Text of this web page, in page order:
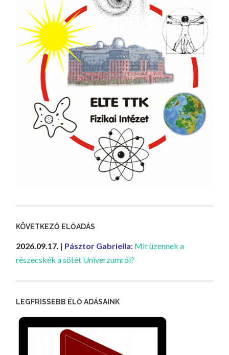
KÖVETKEZŐ ELŐADÁS
2026.09.17. | Pásztor Gabriella: Mit üzennek a
részecskék a sötét Univerzumról?
LEGFRISSEBB ÉLŐ ADÁSAINK